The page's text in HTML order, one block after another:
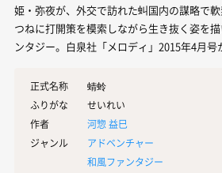
姫・弥夜が、外交で訪れた虯国内の謀略で軟
つねに打開策を模索しながら生き抜く姿を
ンタジー。白泉社「メロディ」2015年4月号
正式名称
蜻蛉
ふりがな
せいれい
作者
河惣 益巳
ジャンル
アドベンチャー
和風ファンタジー